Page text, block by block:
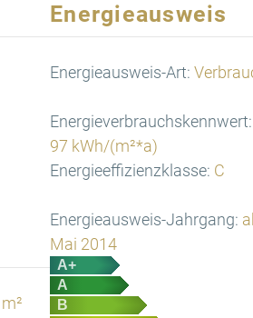
Energieausweis
Energieausweis-Art:
Energieverbrauchskennwert:
97 kWh/(m²*a)
Energieeffizienzklasse: C
Energieausweis-Jahrgang:
Mai 2014
A+
A
B